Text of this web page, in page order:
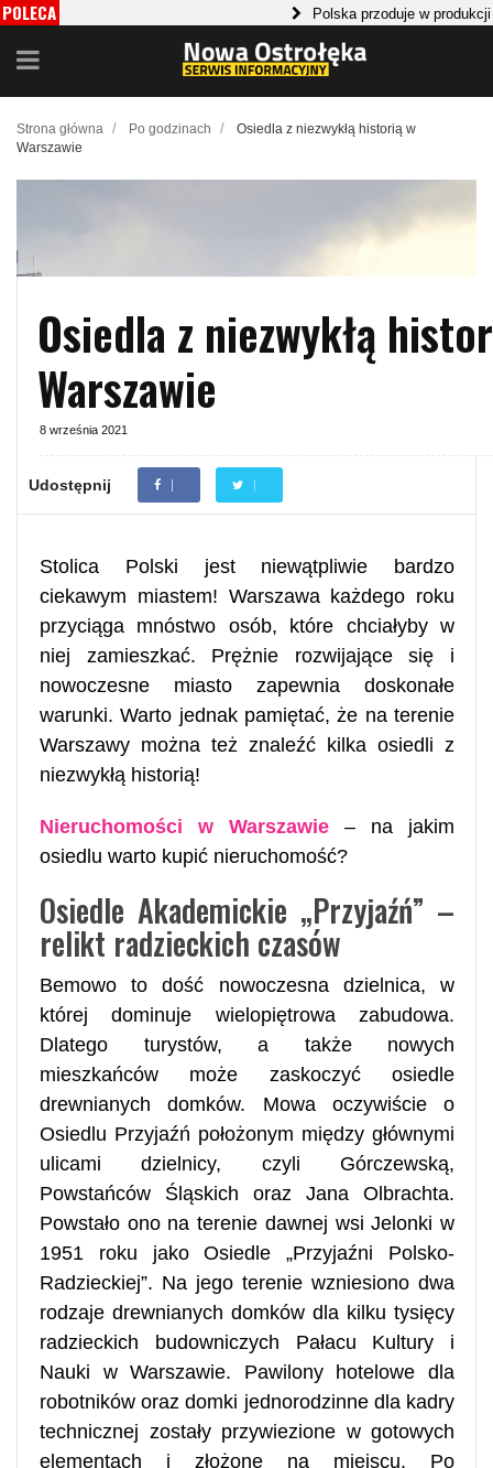
POLECA
Polska przoduje w produkcji
Jak zorganizować sobie zdrowe
Strona główna / Po godzinach /
Osiedla z niezwykłą historią w
Warszawie
Osiedla z niezwykłą
Warszawie
8 września 2021
Udostępnij
​Stolica Polski jest niewątpliwie bardzo
ciekawym miastem! Warszawa każdego roku
przyciąga mnóstwo osób, które chciałyby w
niej zamieszkać. Prężnie rozwijające się i
nowoczesne miasto zapewnia doskonałe
warunki. Warto jednak pamiętać, że na terenie
Warszawy można też znaleźć kilka osiedli z
niezwykłą historią!
Nieruchomości w Warszawie – na jakim
osiedlu warto kupić nieruchomość?
Osiedle Akademickie „Przyjaźń” –
relikt radzieckich czasów
Bemowo to dość nowoczesna dzielnica, w
której dominuje wielopiętrowa zabudowa.
Dlatego turystów, a także nowych
mieszkańców może zaskoczyć osiedle
drewnianych domków. Mowa oczywiście o
Osiedlu Przyjaźń położonym między głównymi
ulicami dzielnicy, czyli Górczewską,
Powstańców Śląskich oraz Jana Olbrachta.
Powstało ono na terenie dawnej wsi Jelonki w
1951 roku jako Osiedle „Przyjaźni Polsko-
Radzieckiej”. Na jego terenie wzniesiono dwa
rodzaje drewnianych domków dla kilku tysięcy
radzieckich budowniczych Pałacu Kultury i
Nauki w Warszawie. Pawilony hotelowe dla
robotników oraz domki jednorodzinne dla kadry
technicznej zostały przywiezione w gotowych
elementach i złożone na miejscu. Po